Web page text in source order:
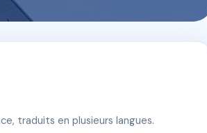
traduits en plusieurs langues.